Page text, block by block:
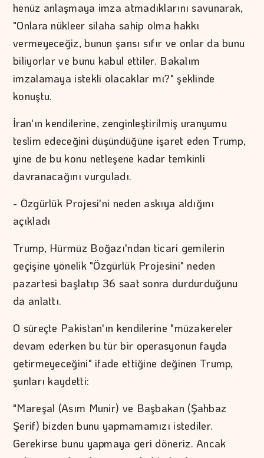
henüz anlaşmaya imza atmadıklarını savunarak,
"Onlara nükleer silaha sahip olma hakkı
vermeyeceğiz, bunun şansı sıfır ve onlar da bunu
biliyorlar ve bunu kabul ettiler. Bakalım
imzalamaya istekli olacaklar mı?" şeklinde
konuştu.
İran'ın kendilerine, zenginleştirilmiş uranyumu
teslim edeceğini düşündüğüne işaret eden Trump,
yine de bu konu netleşene kadar temkinli
davranacağını vurguladı.
- Özgürlük Projesi'ni neden askıya aldığını
açıkladı
Trump, Hürmüz Boğazı'ndan ticari gemilerin
geçişine yönelik "Özgürlük Projesini" neden
pazartesi başlatıp 36 saat sonra durdurduğunu
da anlattı.
O süreçte Pakistan'ın kendilerine "müzakereler
devam ederken bu tür bir operasyonun fayda
getirmeyeceğini" ifade ettiğine değinen Trump,
şunları kaydetti:
"Mareşal (Asım Munir) ve Başbakan (Şahbaz
Şerif) bizden bunu yapmamamızı istediler.
Gerekirse bunu yapmaya geri döneriz. Ancak